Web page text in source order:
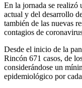
En la jornada se realizó
actual y del desarrollo
también de las nuevas
contagios de
Desde el inicio de la
Rincón 671 casos, de
considerándose un
epidemiológico por